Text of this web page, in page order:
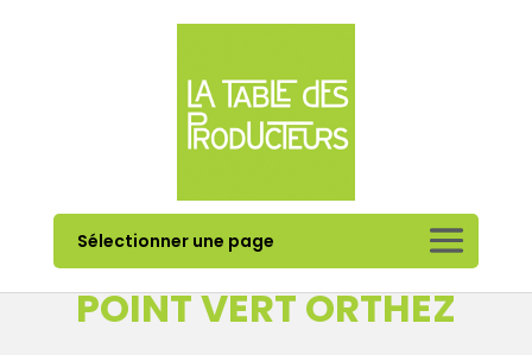
Sélectionner une page
POINT VERT ORTHEZ